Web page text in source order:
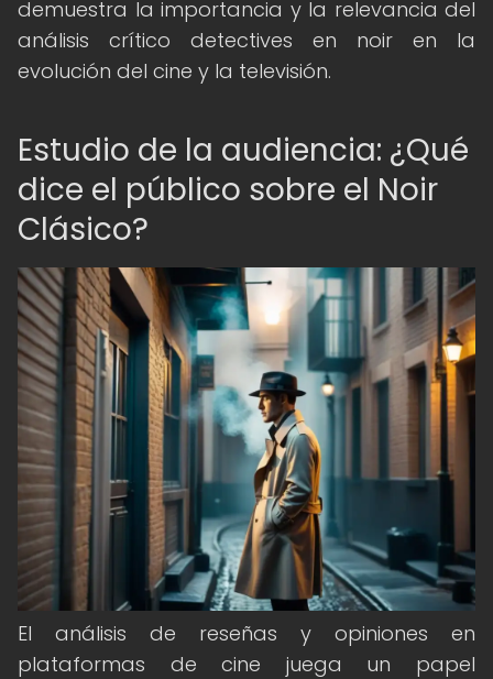
demuestra la importancia y la relevancia del
análisis crítico detectives en noir en la
evolución del cine y la televisión.
Estudio de la audiencia: ¿Qué
dice el público sobre el Noir
Clásico?
El análisis de reseñas y opiniones en
plataformas de cine juega un papel